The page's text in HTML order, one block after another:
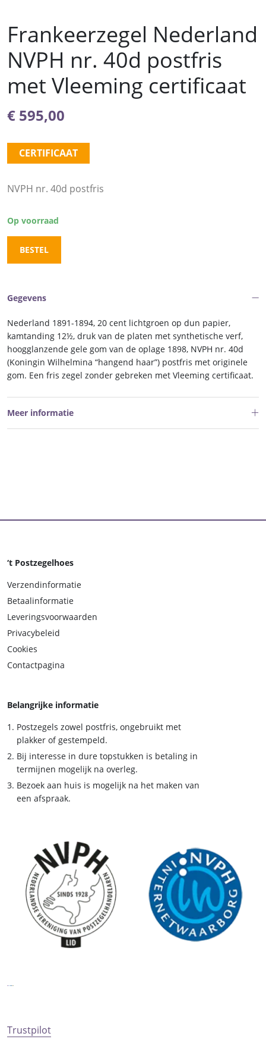
Frankeerzegel Nederland
NVPH nr. 40d postfris
met Vleeming certificaat
€ 595,00
CERTIFICAAT
NVPH nr. 40d postfris
Op voorraad
BESTEL
Gegevens
Nederland 1891-1894, 20 cent lichtgroen op dun papier,
kamtanding 12½, druk van de platen met synthetische verf,
hoogglanzende gele gom van de oplage 1898, NVPH nr. 40d
(Koningin Wilhelmina “hangend haar”) postfris met originele
gom. Een fris zegel zonder gebreken met Vleeming certificaat.
Meer informatie
‘t Postzegelhoes
Verzendinformatie
Betaalinformatie
Leveringsvoorwaarden
Privacybeleid
Cookies
Contactpagina
Belangrijke informatie
Postzegels zowel postfris, ongebruikt met
plakker of gestempeld.
Bij interesse in dure topstukken is betaling in
termijnen mogelijk na overleg.
Bezoek aan huis is mogelijk na het maken van
een afspraak.
Trustpilot